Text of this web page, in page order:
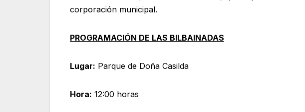
corporación municipal.
PROGRAMACIÓN DE LAS BILBAINADAS
Lugar: Parque de Doña Casilda
Hora: 12:00 horas